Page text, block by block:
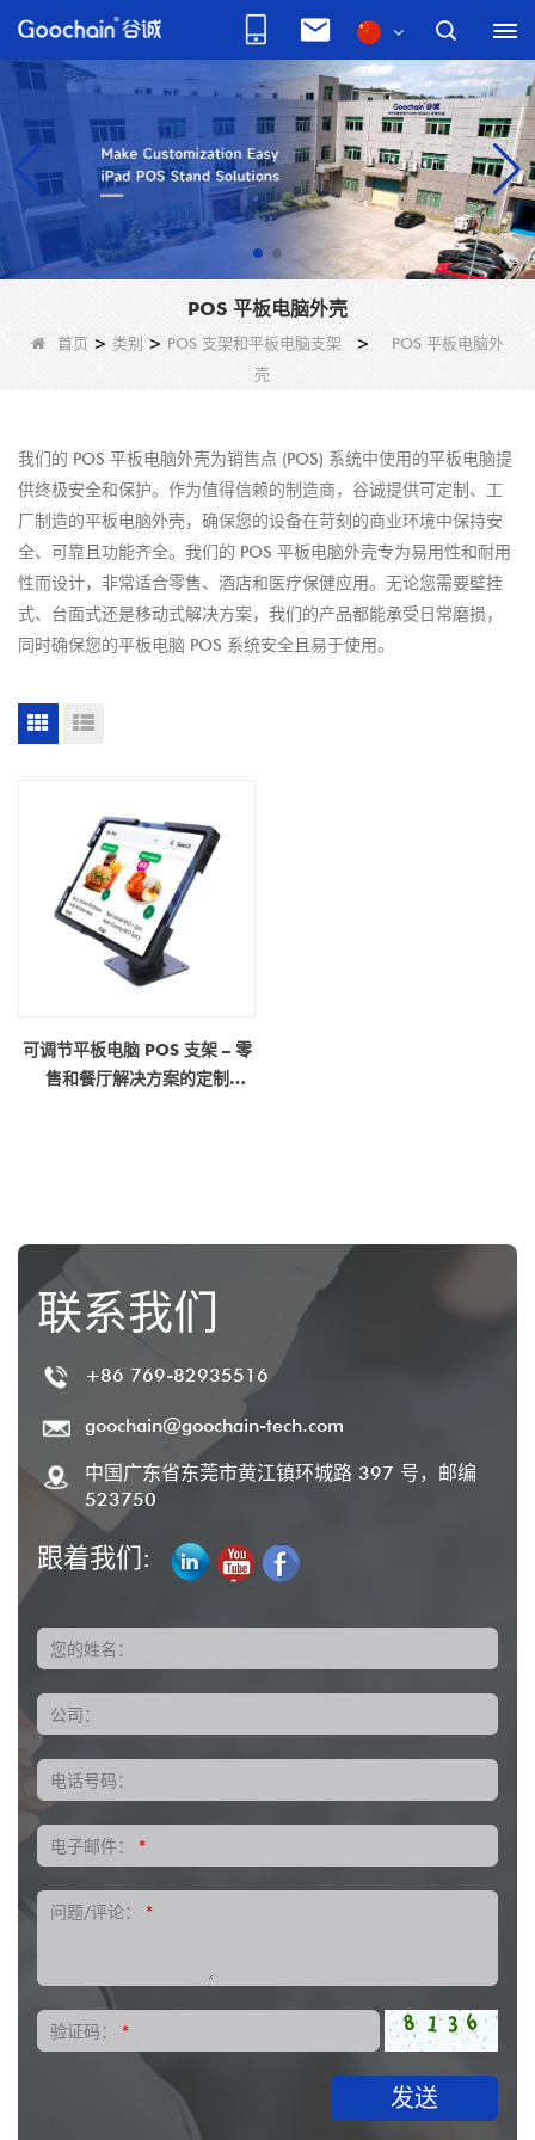
POS 平板电脑外壳
首页 > 类别 > POS 支架和平板电脑支架 >
POS 平板电脑外
壳
我们的 POS 平板电脑外壳为销售点 (POS) 系统中使用的平板电脑提
供终极安全和保护。作为值得信赖的制造商，谷诚提供可定制、工
厂制造的平板电脑外壳，确保您的设备在苛刻的商业环境中保持安
全、可靠且功能齐全。我们的 POS 平板电脑外壳专为易用性和耐用
性而设计，非常适合零售、酒店和医疗保健应用。无论您需要壁挂
式、台面式还是移动式解决方案，我们的产品都能承受日常磨损，
同时确保您的平板电脑 POS 系统安全且易于使用。
可调节平板电脑 POS 支架 – 零
售和餐厅解决方案的定制
联系我们
+86 769-82935516
goochain@goochain-tech.com
中国广东省东莞市黄江镇环城路 397 号，邮编
523750
跟着我们:
您的姓名：
公司：
电话号码：
电子邮件： *
问题/评论： *
验证码： *
发送